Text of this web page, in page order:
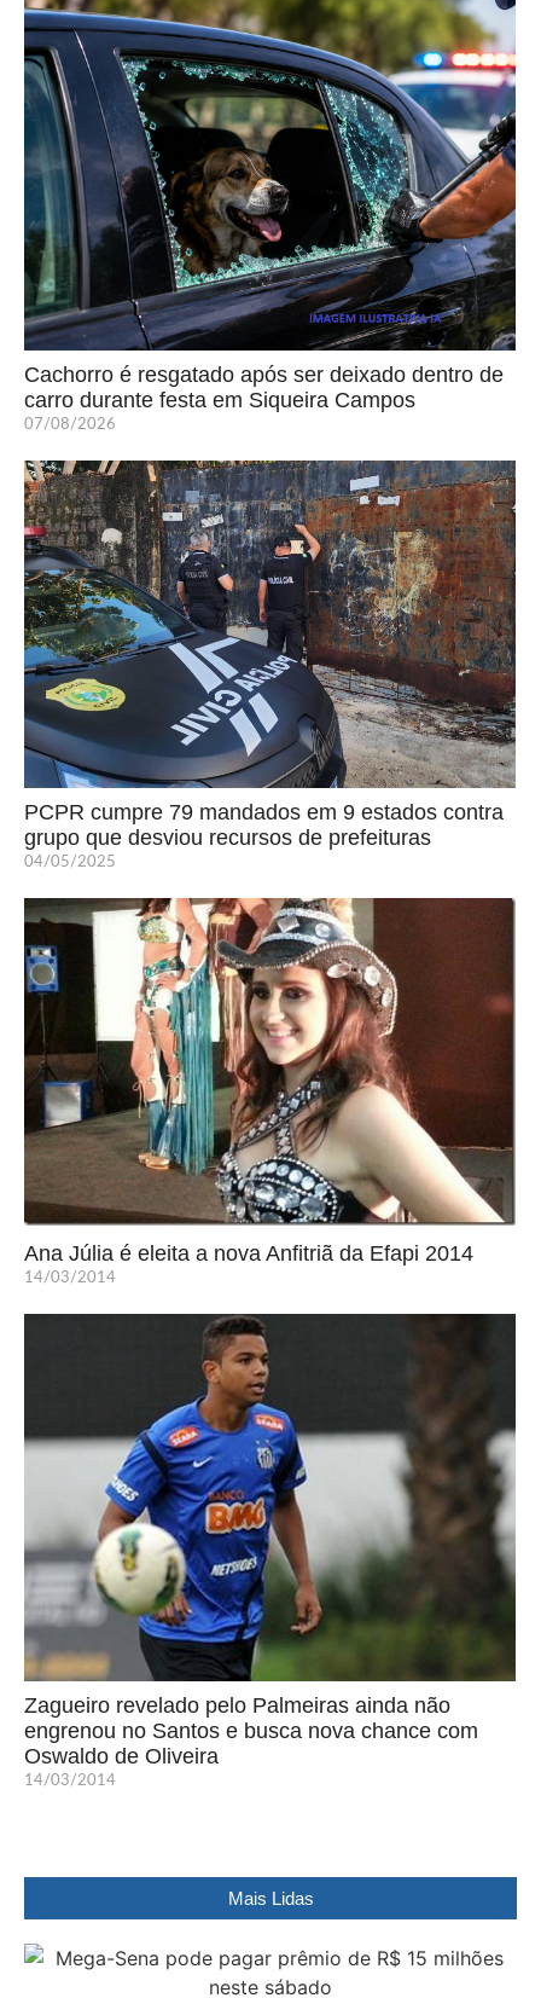
Cachorro é resgatado após ser deixado dentro de
carro durante festa em Siqueira Campos
07/08/2026
PCPR cumpre 79 mandados em 9 estados contra
grupo que desviou recursos de prefeituras
04/05/2025
Ana Júlia é eleita a nova Anfitriã da Efapi 2014
14/03/2014
Zagueiro revelado pelo Palmeiras ainda não
engrenou no Santos e busca nova chance com
Oswaldo de Oliveira
14/03/2014
Mais Lidas